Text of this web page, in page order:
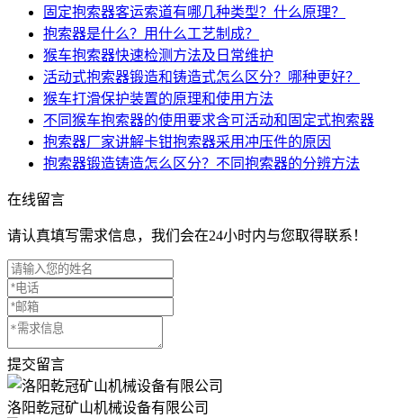
固定抱索器客运索道有哪几种类型？什么原理？
抱索器是什么？用什么工艺制成？
猴车抱索器快速检测方法及日常维护
活动式抱索器锻造和铸造式怎么区分？哪种更好？
猴车打滑保护装置的原理和使用方法
不同猴车抱索器的使用要求含可活动和固定式抱索器
抱索器厂家讲解卡钳抱索器采用冲压件的原因
抱索器锻造铸造怎么区分？不同抱索器的分辨方法
在线留言
请认真填写需求信息，我们会在24小时内与您取得联系！
提交留言
洛阳乾冠矿山机械设备有限公司